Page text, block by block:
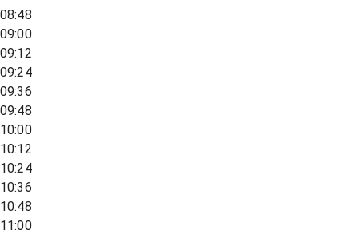
08:48
09:00
09:12
09:24
09:36
09:48
10:00
10:12
10:24
10:36
10:48
11:00